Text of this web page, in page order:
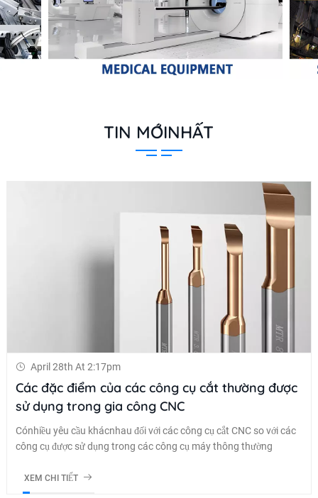
TIN MỚINHẤT
April 28th At 2:17pm
Các đặc điểm của các công cụ cắt thường được
sử dụng trong gia công CNC
Cónhiều yêu cầu khácnhau đối với các công cụ cắt CNC so với các
công cụ được sử dụng trong các công cụ máy thông thường
XEM CHI TIẾT